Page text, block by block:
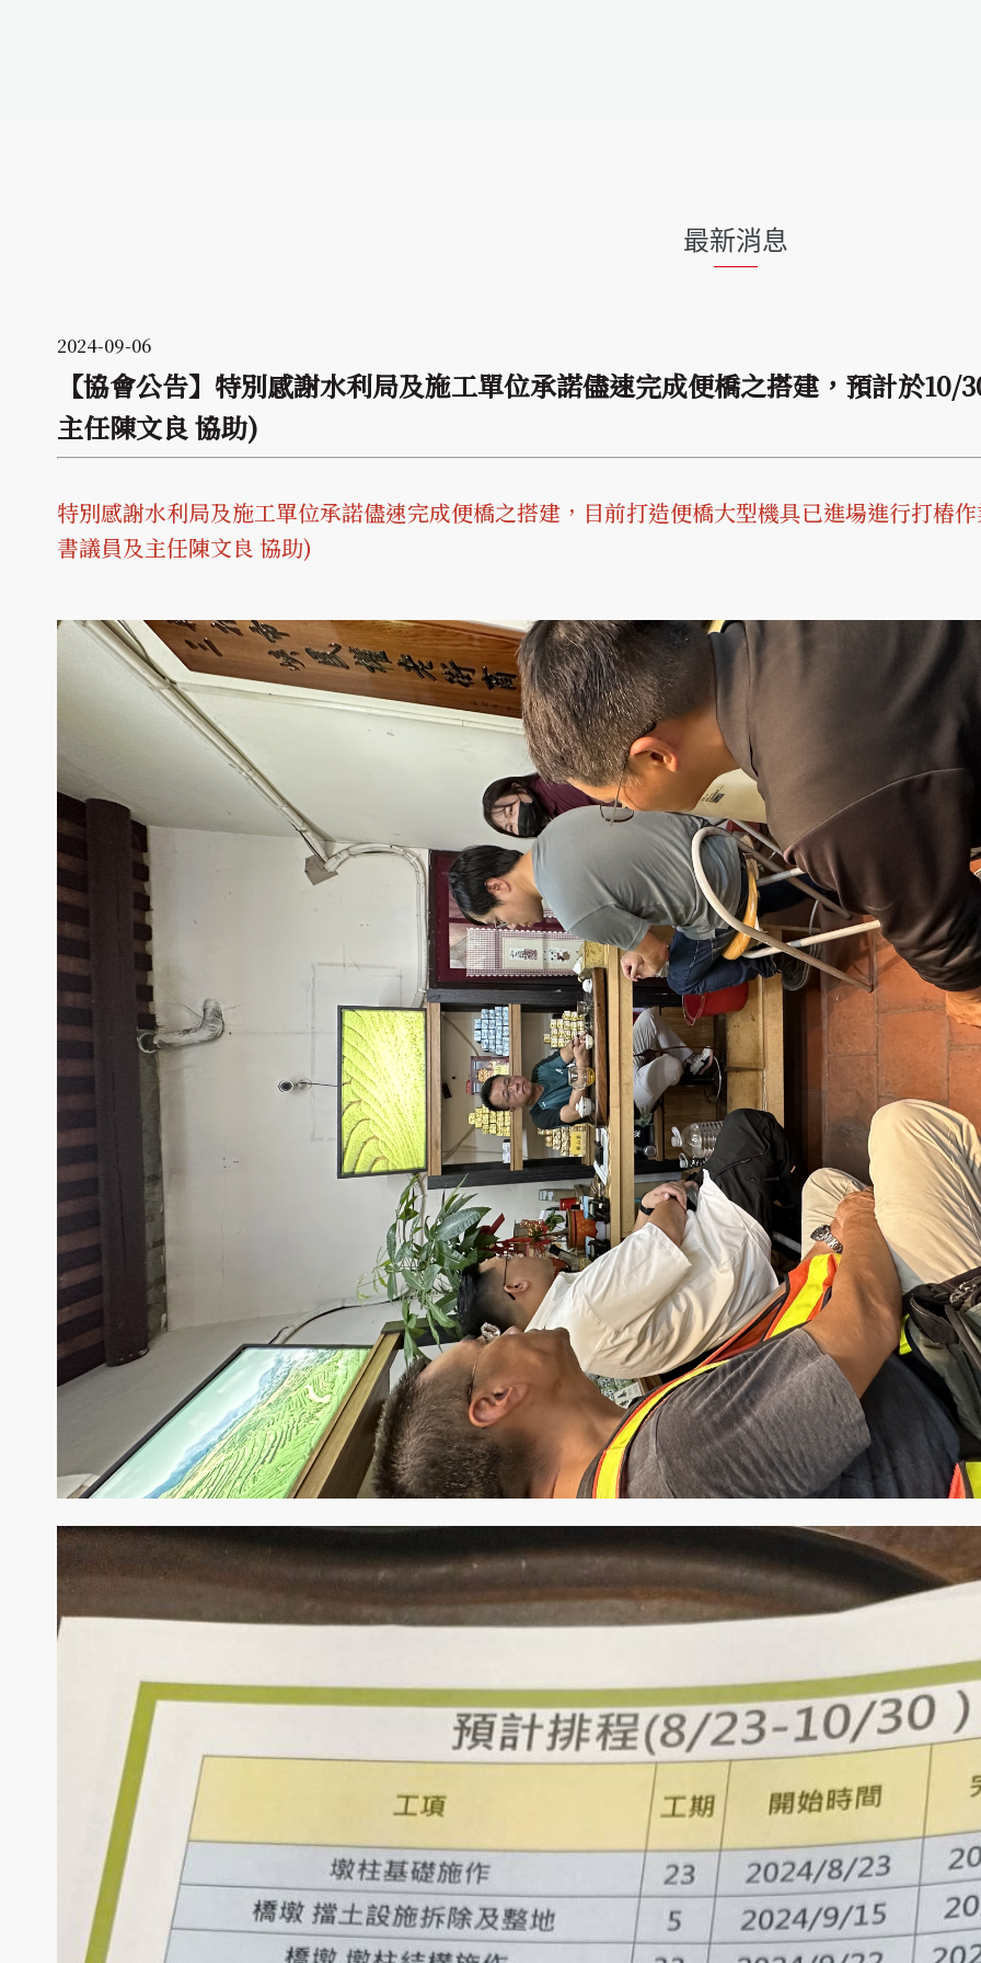
最新消息
2024-09-06
【協會公告】特別感謝水利局及施工單位承諾儘速完成便橋之搭建，預計於
主任陳文良 協助)
特別感謝水利局及施工單位承諾儘速完成便橋之搭建，目前打造便橋大型機具已進場進行打樁
書議員及主任陳文良 協助)